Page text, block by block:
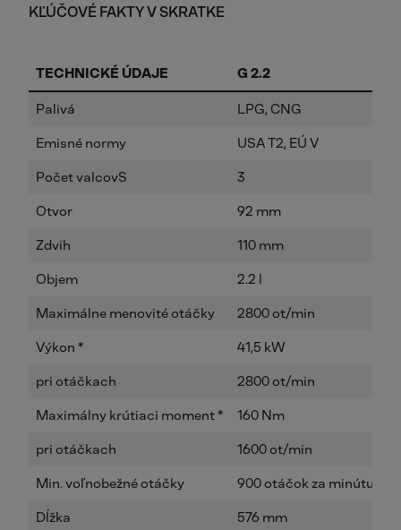
KĽÚČOVÉ FAKTY V SKRATKE
TECHNICKÉ ÚDAJE G 2.2
Palivá LPG, CNG
Emisné normy USA T2, EÚ V
Počet valcovS 3
Otvor 92 mm
Zdvih 110 mm
Objem 2.2 l
Maximálne menovité otáčky 2800 ot/min
Výkon * 41,5 kW
pri otáčkach 2800 ot/min
Maximálny krútiaci moment * 160 Nm
pri otáčkach 1600 ot/min
Min. voľnobežné otáčky 900 otáčok za minútu
Dĺžka 576 mm